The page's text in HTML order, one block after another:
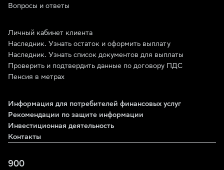
Вопросы и ответы
Личный кабинет клиента
Наследник. Узнать остаток и оформить выплату
Наследник. Узнать список документов для выплаты
Проверить и подтвердить данные по договору ПДС
Пенсия в метрах
Информация для потребителей финансовых услуг
Рекомендации по защите информации
Инвестиционная деятельность
Контакты
900